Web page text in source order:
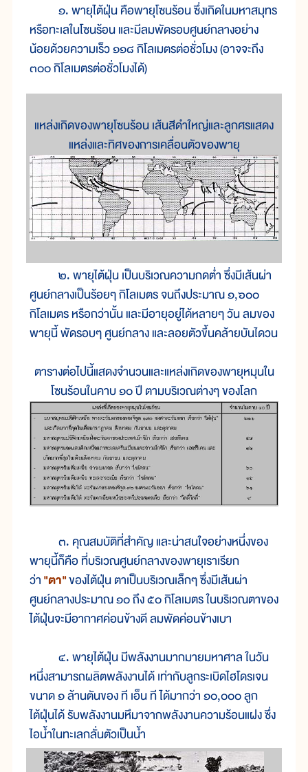
๑. พายุไต้ฝุ่น คือพายุโซนร้อน ซึ่งเกิดในมหาสมุทร
หรือทะเลในโซนร้อน และมีลมพัดรอบศูนย์กลางอย่าง
น้อยด้วยความเร็ว ๑๑๘ กิโลเมตรต่อชั่วโมง (อาจจะถึง
๓๐๐ กิโลเมตรต่อชั่วโมงได้)
แหล่งเกิดของพายุโซนร้อน เส้นสีดำใหญ่และลูกศรแสดง
แหล่งและทิศของการเคลื่อนตัวของพายุ
๒. พายุไต้ฝุ่น เป็นบริเวณความกดต่ำ ซึ่งมีเส้นผ่า
ศูนย์กลางเป็นร้อยๆ กิโลเมตร จนถึงประมาณ ๑,๖๐๐
กิโลเมตร หรือกว่านั้น และมีอายุอยู่ได้หลายๆ วัน ลมของ
พายุนี้ พัดรอบๆ ศูนย์กลาง และลอยตัวขึ้นคล้ายบันไดวน
ตารางต่อไปนี้แสดงจำนวนและแหล่งเกิดของพายุหมุนใน
โซนร้อนในคาบ ๑๐ ปี ตามบริเวณต่างๆ ของโลก
๓. คุณสมบัติที่สำคัญ และน่าสนใจอย่างหนึ่งของ
พายุนี้ก็คือ ที่บริเวณศูนย์กลางของพายุเราเรียก
ว่า"ตา"ของไต้ฝุ่น ตาเป็นบริเวณเล็กๆ ซึ่งมีเส้นผ่า
ศูนย์กลางประมาณ ๑๐ ถึง ๕๐ กิโลเมตร ในบริเวณตาของ
ไต้ฝุ่นจะมีอากาศค่อนข้างดี ลมพัดค่อนข้างเบา
๔. พายุไต้ฝุ่น มีพลังงานมากมายมหาศาล ในวัน
หนึ่งสามารถผลิตพลังงานได้ เท่ากับลูกระเบิดไฮโดรเจน
ขนาด ๑ ล้านตันของ ที เอ็น ที ได้มากว่า ๑๐,๐๐๐ ลูก
ไต้ฝุ่นได้ รับพลังงานมหึมาจากพลังงานความร้อนแฝง ซึ่ง
ไอน้ำในทะเลกลั่นตัวเป็นน้ำ